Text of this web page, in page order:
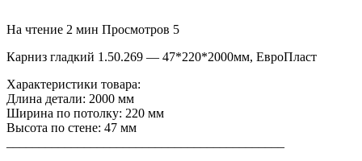
На чтение 2 мин Просмотров 5
Карниз гладкий 1.50.269 — 47*220*2000мм, ЕвроПласт
Характеристики товара:
Длина детали: 2000 мм
Ширина по потолку: 220 мм
Высота по стене: 47 мм